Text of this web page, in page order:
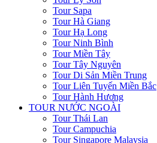
Tour Sapa
Tour Hà Giang
Tour Hạ Long
Tour Ninh Bình
Tour Miền Tây
Tour Tây Nguyên
Tour Di Sản Miền Trung
Tour Liên Tuyến Miền Bắc
Tour Hành Hương
TOUR NƯỚC NGOÀI
Tour Thái Lan
Tour Campuchia
Tour Singapore Malaysia